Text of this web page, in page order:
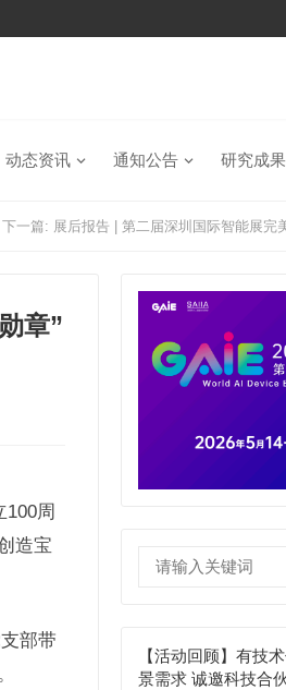
动态资讯 通知公告 研究成果
下一篇: 展后报告 | 第二届深圳国际智能展完
章”
周
造宝
部带
【活动回顾】有技
景需求 诚邀科技合